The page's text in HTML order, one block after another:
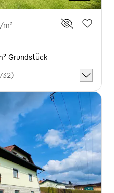
Grundstück